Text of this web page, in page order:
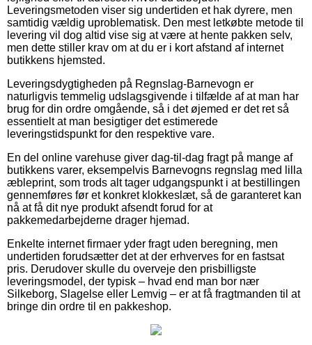
Leveringsmetoden viser sig undertiden et hak dyrere, men
samtidig vældig uproblematisk. Den mest letkøbte metode til
levering vil dog altid vise sig at være at hente pakken selv,
men dette stiller krav om at du er i kort afstand af internet
butikkens hjemsted.
Leveringsdygtigheden på Regnslag-Barnevogn er
naturligvis temmelig udslagsgivende i tilfælde af at man har
brug for din ordre omgående, så i det øjemed er det ret så
essentielt at man besigtiger det estimerede
leveringstidspunkt for den respektive vare.
En del online varehuse giver dag-til-dag fragt på mange af
butikkens varer, eksempelvis Barnevogns regnslag med lilla
æbleprint, som trods alt tager udgangspunkt i at bestillingen
gennemføres før et konkret klokkeslæt, så de garanteret kan
nå at få dit nye produkt afsendt forud for at
pakkemedarbejderne drager hjemad.
Enkelte internet firmaer yder fragt uden beregning, men
undertiden forudsætter det at der erhverves for en fastsat
pris. Derudover skulle du overveje den prisbilligste
leveringsmodel, der typisk – hvad end man bor nær
Silkeborg, Slagelse eller Lemvig – er at få fragtmanden til at
bringe din ordre til en pakkeshop.